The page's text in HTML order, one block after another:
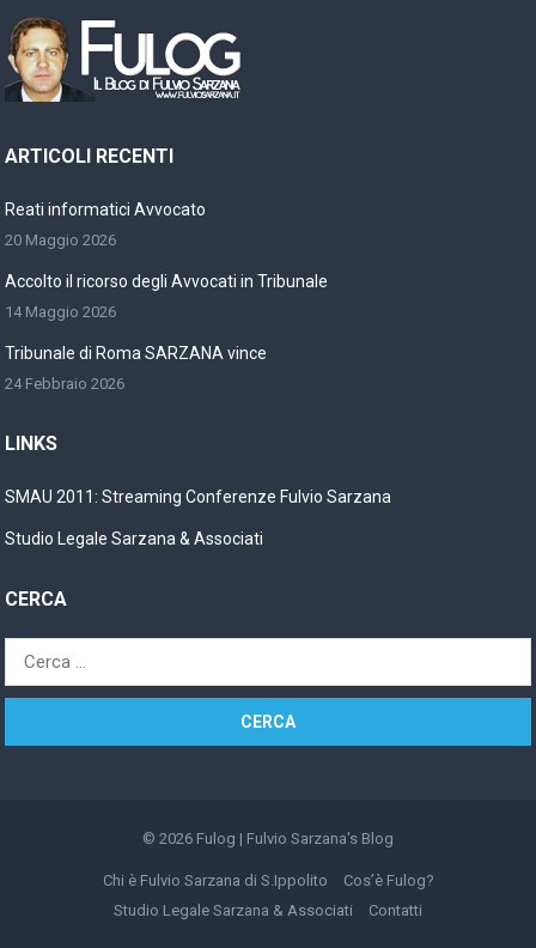
ARTICOLI RECENTI
Reati informatici Avvocato
20 Maggio 2026
Accolto il ricorso degli Avvocati in Tribunale
14 Maggio 2026
Tribunale di Roma SARZANA vince
24 Febbraio 2026
LINKS
SMAU 2011: Streaming Conferenze Fulvio Sarzana
Studio Legale Sarzana & Associati
CERCA
Ricerca
per:
© 2026 Fulog | Fulvio Sarzana's Blog
Chi è Fulvio Sarzana di S.Ippolito
Cos’è Fulog?
Studio Legale Sarzana & Associati
Contatti